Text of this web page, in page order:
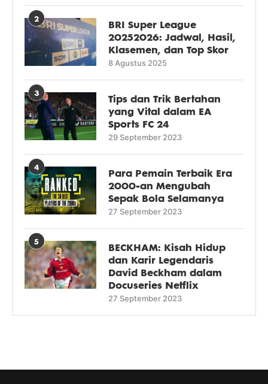
2
BRI Super League
20252026: Jadwal, Hasil,
Klasemen, dan Top Skor
8 Agustus 2025
3
Tips dan Trik Bertahan
yang Vital dalam EA
Sports FC 24
29 September 2023
4
Para Pemain Terbaik Era
2000-an Mengubah
Sepak Bola Selamanya
27 September 2023
5
BECKHAM: Kisah Hidup
dan Karir Legendaris
David Beckham dalam
Docuseries Netflix
27 September 2023